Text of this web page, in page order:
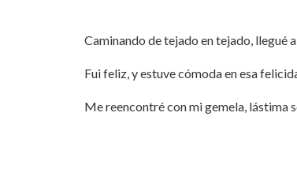
Caminando de tejado en tejado, llegué
Fui feliz, y estuve cómoda en esa
Me reencontré con mi gemela, lástima